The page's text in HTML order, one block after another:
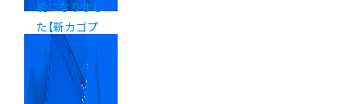
能になりまし
た【新カゴプ
ロジェクト通
信 Vol.15】